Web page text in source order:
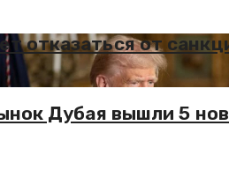
отказаться от
Дубая вышли 5